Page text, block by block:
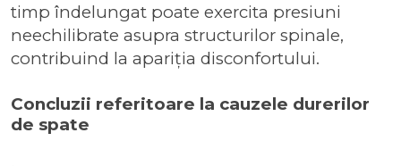
timp îndelungat poate exercita presiuni
neechilibrate asupra structurilor spinale,
contribuind la apariția disconfortului.
Concluzii referitoare la cauzele durerilor
de spate